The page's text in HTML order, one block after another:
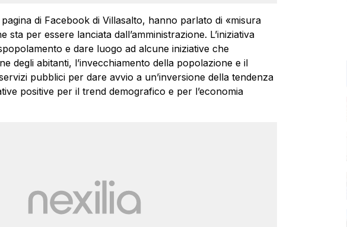
di Facebook di Villasalto, hanno parlato di «misura
sta per essere lanciata dall’amministrazione. L’iniziativa
e dare luogo ad alcune iniziative che
degli abitanti, l’invecchiamento della popolazione e il
pubblici per dare avvio a un’inversione della tendenza
positive per il trend demografico e per l’economia